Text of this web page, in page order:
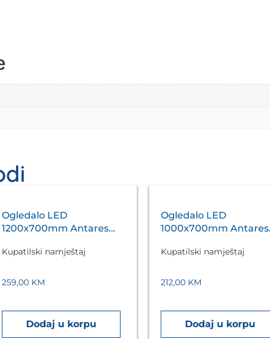
Ogledalo LED
1200x700mm Antares
Kupatilski namještaj
259,00 KM
Dodaj u korpu
Ogledalo LED
1000x700mm Antares
Kupatilski namještaj
212,00 KM
Dodaj u korpu